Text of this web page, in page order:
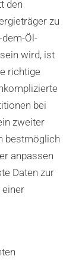
den
zu
dem-Öl-
wird, ist
richtige
bei
zweiter
bestmöglich
anpassen
Daten zur
einer